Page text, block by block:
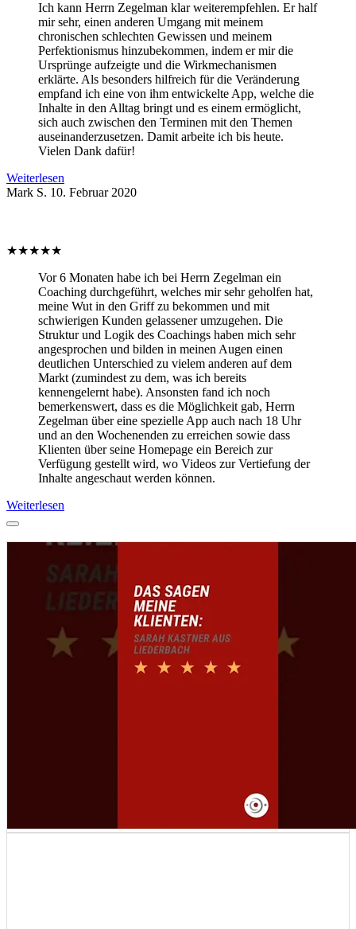
Ich kann Herrn Zegelman klar weiterempfehlen. Er half
mir sehr, einen anderen Umgang mit meinem
chronischen schlechten Gewissen und meinem
Perfektionismus hinzubekommen, indem er mir die
Ursprünge aufzeigte und die Wirkmechanismen
erklärte. Als besonders hilfreich für die Veränderung
empfand ich eine von ihm entwickelte App, welche die
Inhalte in den Alltag bringt und es einem ermöglicht,
sich auch zwischen den Terminen mit den Themen
auseinanderzusetzen. Damit arbeite ich bis heute.
Vielen Dank dafür!
Weiterlesen
Mark S. 10. Februar 2020
★★★★★
Vor 6 Monaten habe ich bei Herrn Zegelman ein
Coaching durchgeführt, welches mir sehr geholfen hat,
meine Wut in den Griff zu bekommen und mit
schwierigen Kunden gelassener umzugehen. Die
Struktur und Logik des Coachings haben mich sehr
angesprochen und bilden in meinen Augen einen
deutlichen Unterschied zu vielem anderen auf dem
Markt (zumindest zu dem, was ich bereits
kennengelernt habe). Ansonsten fand ich noch
bemerkenswert, dass es die Möglichkeit gab, Herrn
Zegelman über eine spezielle App auch nach 18 Uhr
und an den Wochenenden zu erreichen sowie dass
Klienten über seine Homepage ein Bereich zur
Verfügung gestellt wird, wo Videos zur Vertiefung der
Inhalte angeschaut werden können.
Weiterlesen